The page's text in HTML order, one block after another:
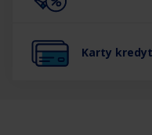
Karty